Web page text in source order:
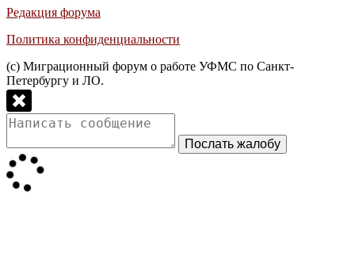
Редакция форума
Политика конфиденциальности
(с) Миграционный форум о работе УФМС по Санкт-
Петербургу и ЛО.